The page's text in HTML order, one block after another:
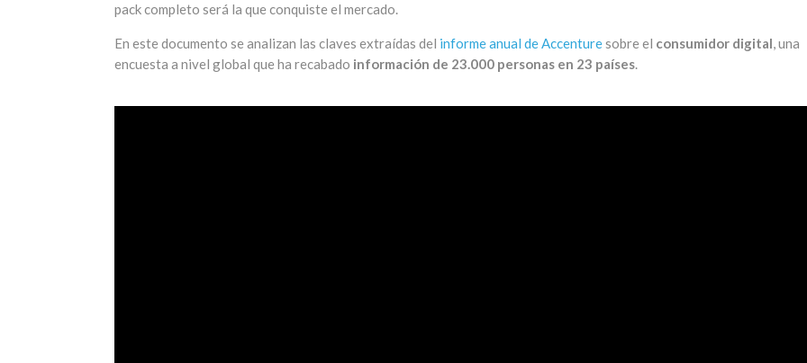
pack completo será la que conquiste el mercado.
En este documento se analizan las claves extraídas del informe anual de Accenturesobre el consumidor digital, una
encuesta a nivel global que ha recabado información de 23.000 personas en 23 países.